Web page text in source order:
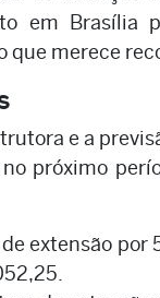
em Brasília
que merece
e a
próximo
extensão